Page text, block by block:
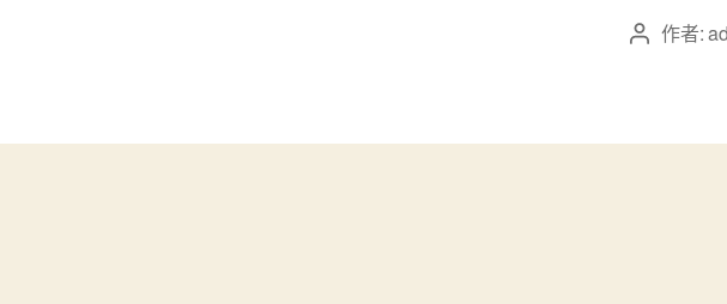
文 作者: